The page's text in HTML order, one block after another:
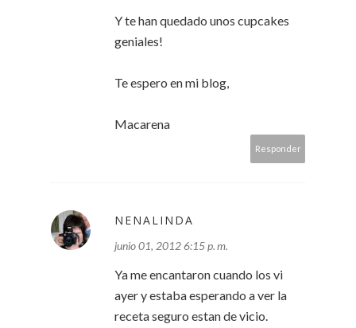
Y te han quedado unos cupcakes
geniales!
Te espero en mi blog,
Macarena
Responder
NENALINDA
junio 01, 2012 6:15 p. m.
Ya me encantaron cuando los vi
ayer y estaba esperando a ver la
receta seguro estan de vicio.